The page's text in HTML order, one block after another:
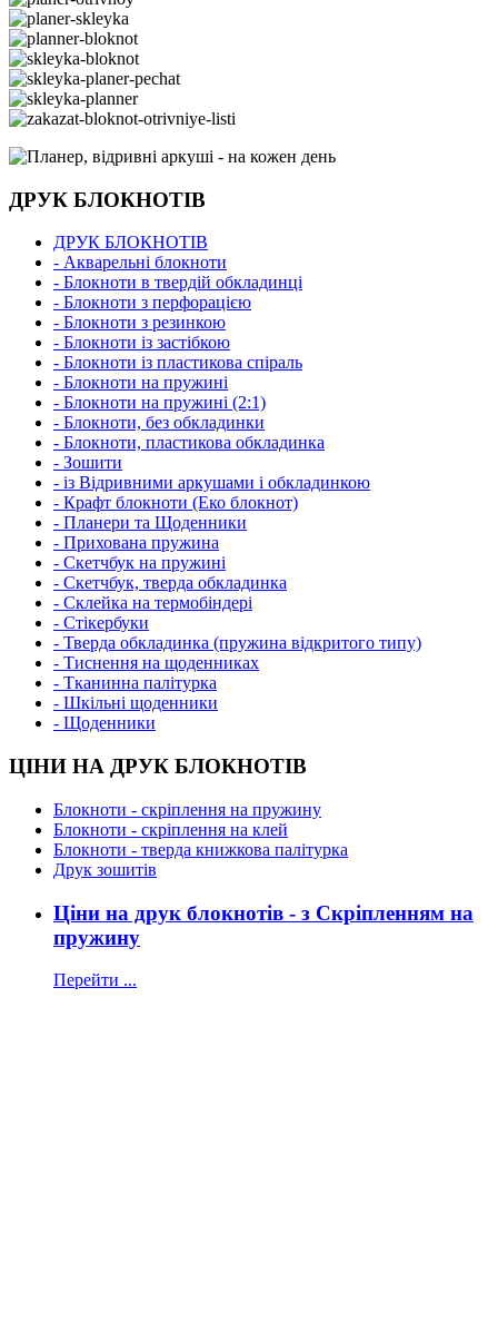
ДРУК БЛОКНОТІВ
ДРУК БЛОКНОТІВ
- Акварельні блокноти
- Блокноти в твердій обкладинці
- Блокноти з перфорацією
- Блокноти з резинкою
- Блокноти із застібкою
- Блокноти із пластикова спіраль
- Блокноти на пружині
- Блокноти на пружині (2:1)
- Блокноти, без обкладинки
- Блокноти, пластикова обкладинка
- Зошити
- із Відривними аркушами і обкладинкою
- Крафт блокноти (Еко блокнот)
- Планери та Щоденники
- Прихована пружина
- Скетчбук на пружині
- Скетчбук, тверда обкладинка
- Склейка на термобіндері
- Стікербуки
- Тверда обкладинка (пружина відкритого типу)
- Тиснення на щоденниках
- Тканинна палітурка
- Шкільні щоденники
- Щоденники
ЦІНИ НА ДРУК БЛОКНОТІВ
Блокноти - скріплення на пружину
Блокноти - скріплення на клей
Блокноти - тверда книжкова палітурка
Друк зошитів
Ціни на друк блокнотів - з Скріпленням на
пружину
Перейти ...